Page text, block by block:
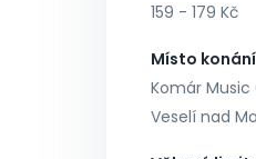
159 - 179 Kč
Místo konání
Komár
Veselí nad